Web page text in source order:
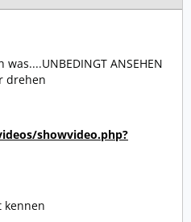
ANSEHEN
drehen
showvideo.php?
kennen